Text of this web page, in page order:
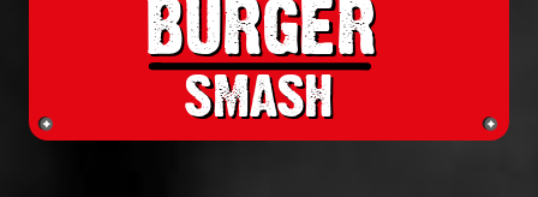
BURGER
BURGER
smash
smash